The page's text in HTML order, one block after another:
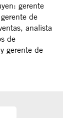
gerente
de
analista
de
gerente de